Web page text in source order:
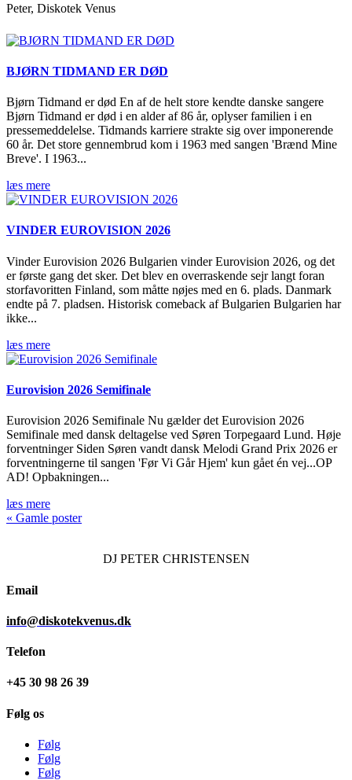
Peter, Diskotek Venus
BJØRN TIDMAND ER DØD
Bjørn Tidmand er død En af de helt store kendte danske sangere
Bjørn Tidmand er død i en alder af 86 år, oplyser familien i en
pressemeddelelse. Tidmands karriere strakte sig over imponerende
60 år. Det store gennembrud kom i 1963 med sangen 'Brænd Mine
Breve'. I 1963...
læs mere
VINDER EUROVISION 2026
Vinder Eurovision 2026 Bulgarien vinder Eurovision 2026, og det
er første gang det sker. Det blev en overraskende sejr langt foran
storfavoritten Finland, som måtte nøjes med en 6. plads. Danmark
endte på 7. pladsen. Historisk comeback af Bulgarien Bulgarien har
ikke...
læs mere
Eurovision 2026 Semifinale
Eurovision 2026 Semifinale Nu gælder det Eurovision 2026
Semifinale med dansk deltagelse ved Søren Torpegaard Lund. Høje
forventninger Siden Søren vandt dansk Melodi Grand Prix 2026 er
forventningerne til sangen 'Før Vi Går Hjem' kun gået én vej...OP
AD! Opbakningen...
læs mere
« Gamle poster
DJPETER CHRISTENSEN
Email
info@diskotekvenus.dk
Telefon
+45 30 98 26 39
Følg os
Følg
Følg
Følg